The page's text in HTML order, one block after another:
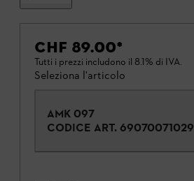
CHF 89.00*
Tutti i prezzi includono il 8.1% di IVA.
Seleziona l'articolo
AMK 097
CODICE ART. 69070071029